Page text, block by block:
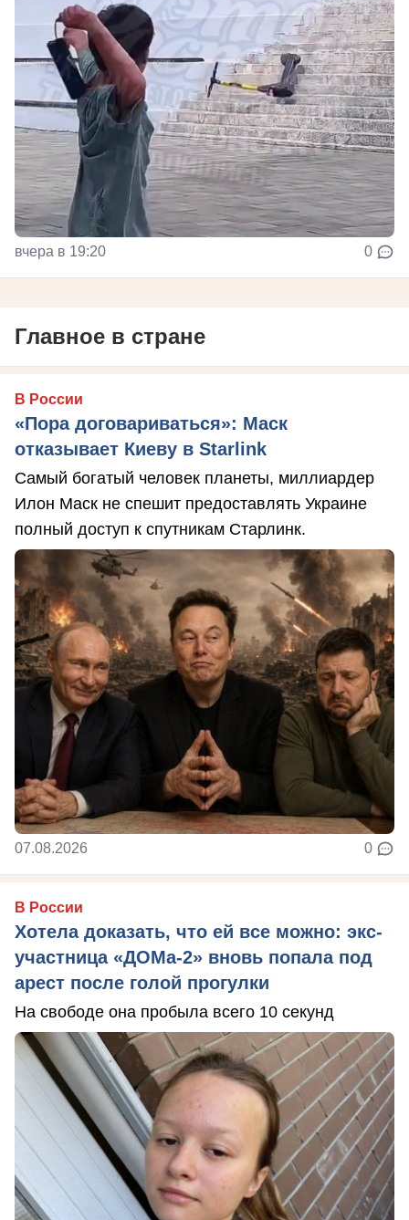
вчера в 19:20 0
Главное в стране
В России
«Пора договариваться»: Маск
отказывает Киеву в Starlink
Самый богатый человек планеты, миллиардер
Илон Маск не спешит предоставлять Украине
полный доступ к спутникам Старлинк.
07.08.2026 0
В России
Хотела доказать, что ей все можно: экс-
участница «ДОМа-2» вновь попала под
арест после голой прогулки
На свободе она пробыла всего 10 секунд